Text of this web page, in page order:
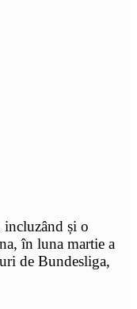
și o
în luna martie a
de Bundesliga,